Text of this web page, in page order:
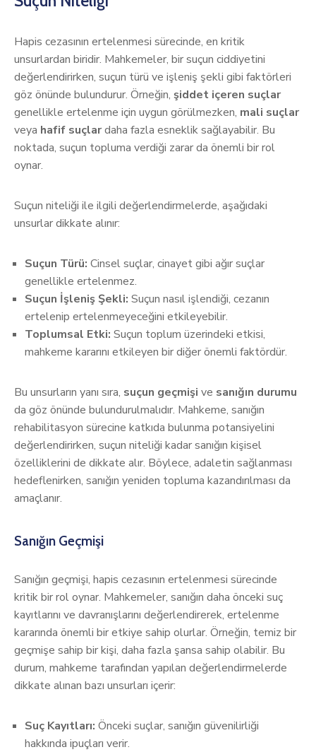
Hapis cezasının ertelenmesi sürecinde, en kritik
unsurlardan biridir. Mahkemeler, bir suçun ciddiyetini
değerlendirirken, suçun türü ve işleniş şekli gibi faktörleri
göz önünde bulundurur. Örneğin, şiddet içeren suçlar
genellikle ertelenme için uygun görülmezken, mali suçlar
veya hafif suçlardaha fazla esneklik sağlayabilir. Bu
noktada, suçun topluma verdiği zarar da önemli bir rol
oynar.
Suçun niteliği ile ilgili değerlendirmelerde, aşağıdaki
unsurlar dikkate alınır:
Suçun Türü: Cinsel suçlar, cinayet gibi ağır suçlar
genellikle ertelenmez.
Suçun İşleniş Şekli: Suçun nasıl işlendiği, cezanın
ertelenip ertelenmeyeceğini etkileyebilir.
Toplumsal Etki: Suçun toplum üzerindeki etkisi,
mahkeme kararını etkileyen bir diğer önemli faktördür.
Bu unsurların yanı sıra, suçun geçmişi ve sanığın durumu
da göz önünde bulundurulmalıdır. Mahkeme, sanığın
rehabilitasyon sürecine katkıda bulunma potansiyelini
değerlendirirken, suçun niteliği kadar sanığın kişisel
özelliklerini de dikkate alır. Böylece, adaletin sağlanması
hedeflenirken, sanığın yeniden topluma kazandırılması da
amaçlanır.
Sanığın Geçmişi
Sanığın geçmişi, hapis cezasının ertelenmesi sürecinde
kritik bir rol oynar. Mahkemeler, sanığın daha önceki suç
kayıtlarını ve davranışlarını değerlendirerek, ertelenme
kararında önemli bir etkiye sahip olurlar. Örneğin, temiz bir
geçmişe sahip bir kişi, daha fazla şansa sahip olabilir. Bu
durum, mahkeme tarafından yapılan değerlendirmelerde
dikkate alınan bazı unsurları içerir:
Suç Kayıtları: Önceki suçlar, sanığın güvenilirliği
hakkında ipuçları verir.